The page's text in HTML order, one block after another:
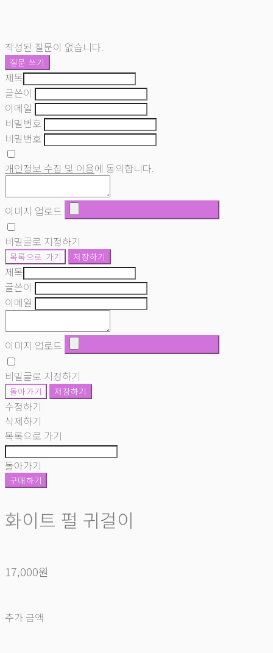
작성된 질문이 없습니다.
질문 쓰기
제목
글쓴이
이메일
비밀번호
비밀번호
개인정보 수집 및 이용에 동의합니다.
이미지 업로드
비밀글로 지정하기
목록으로 가기 저장하기
제목
글쓴이
이메일
이미지 업로드
비밀글로 지정하기
돌아가기 저장하기
수정하기
삭제하기
목록으로 가기
돌아가기
구매하기
화이트 펄 귀걸이
17,000원
추가 금액